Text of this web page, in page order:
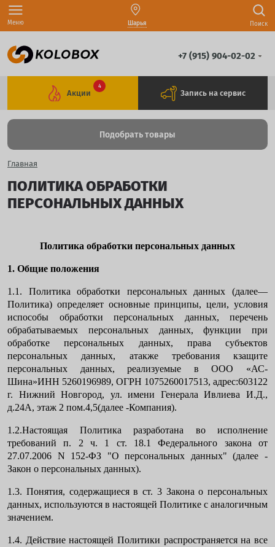
Меню Шарья Поиск
+7 (915) 904-02-02
Акции
4
Запись на сервис
Подобрать товары
Главная
ПОЛИТИКА ОБРАБОТКИ
ПЕРСОНАЛЬНЫХ ДАННЫХ
Политика обработки персональных данных
1. Общие положения
1.1. Политика обработки персональных данных (далее—
Политика) определяет основные принципы, цели, условия
испособы обработки персональных данных, перечень
обрабатываемых персональных данных, функции при
обработке персональных данных, права субъектов
персональных данных, атакже требования кзащите
персональных данных, реализуемые в ООО «АС-
Шина»ИНН 5260196989, ОГРН 1075260017513, адрес:603122
г. Нижний Новгород, ул. имени Генерала Ивлиева И.Д.,
д.24А, этаж 2 пом.4,5(далее -Компания).
1.2.Настоящая Политика разработана во исполнение
требований п. 2 ч. 1 ст. 18.1 Федерального закона от
27.07.2006 N 152-ФЗ "О персональных данных" (далее -
Закон о персональных данных).
1.3. Понятия, содержащиеся в ст. 3 Закона о персональных
данных, используются в настоящей Политике с аналогичным
значением.
1.4. Действие настоящей Политики распространяется на все